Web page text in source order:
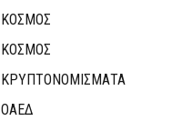
ΚΟΣΜΟΣ
ΚΟΣΜΟΣ
ΚΡΥΠΤΟΝΟΜΊΣΜΑΤΑ
ΟΑΕΔ